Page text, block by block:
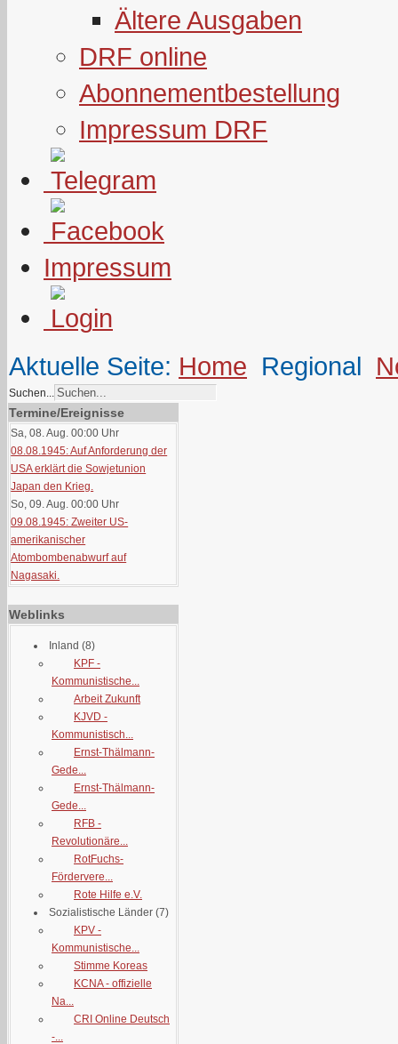
Ältere Ausgaben
DRF online
Abonnementbestellung
Impressum DRF
Impressum
Aktuelle Seite: Home Regional
Suchen...
Termine/Ereignisse
Sa, 08. Aug. 00:00 Uhr
08.08.1945: Auf Anforderung der
USA erklärt die Sowjetunion
Japan den Krieg.
So, 09. Aug. 00:00 Uhr
09.08.1945: Zweiter US-
amerikanischer
Atombombenabwurf auf
Nagasaki.
Weblinks
Inland (8)
KPF -
Kommunistische...
Arbeit Zukunft
KJVD -
Kommunistisch...
Ernst-Thälmann-
Gede...
Ernst-Thälmann-
Gede...
RFB -
Revolutionäre...
RotFuchs-
Fördervere...
Rote Hilfe e.V.
Sozialistische Länder (7)
KPV -
Kommunistische...
Stimme Koreas
KCNA - offizielle
Na...
CRI Online Deutsch
-...